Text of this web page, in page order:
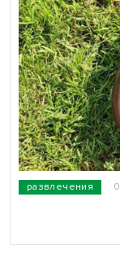
развлечения